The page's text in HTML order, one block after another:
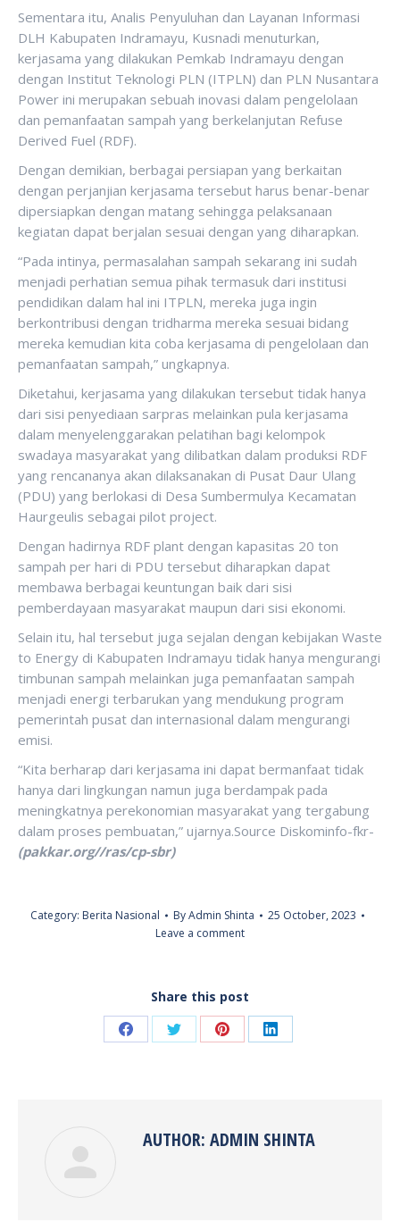
Sementara itu, Analis Penyuluhan dan Layanan Informasi
DLH Kabupaten Indramayu, Kusnadi menuturkan,
kerjasama yang dilakukan Pemkab Indramayu dengan
dengan Institut Teknologi PLN (ITPLN) dan PLN Nusantara
Power ini merupakan sebuah inovasi dalam pengelolaan
dan pemanfaatan sampah yang berkelanjutan Refuse
Derived Fuel (RDF).
Dengan demikian, berbagai persiapan yang berkaitan
dengan perjanjian kerjasama tersebut harus benar-benar
dipersiapkan dengan matang sehingga pelaksanaan
kegiatan dapat berjalan sesuai dengan yang diharapkan.
“Pada intinya, permasalahan sampah sekarang ini sudah
menjadi perhatian semua pihak termasuk dari institusi
pendidikan dalam hal ini ITPLN, mereka juga ingin
berkontribusi dengan tridharma mereka sesuai bidang
mereka kemudian kita coba kerjasama di pengelolaan dan
pemanfaatan sampah,” ungkapnya.
Diketahui, kerjasama yang dilakukan tersebut tidak hanya
dari sisi penyediaan sarpras melainkan pula kerjasama
dalam menyelenggarakan pelatihan bagi kelompok
swadaya masyarakat yang dilibatkan dalam produksi RDF
yang rencananya akan dilaksanakan di Pusat Daur Ulang
(PDU) yang berlokasi di Desa Sumbermulya Kecamatan
Haurgeulis sebagai pilot project.
Dengan hadirnya RDF plant dengan kapasitas 20 ton
sampah per hari di PDU tersebut diharapkan dapat
membawa berbagai keuntungan baik dari sisi
pemberdayaan masyarakat maupun dari sisi ekonomi.
Selain itu, hal tersebut juga sejalan dengan kebijakan Waste
to Energy di Kabupaten Indramayu tidak hanya mengurangi
timbunan sampah melainkan juga pemanfaatan sampah
menjadi energi terbarukan yang mendukung program
pemerintah pusat dan internasional dalam mengurangi
emisi.
“Kita berharap dari kerjasama ini dapat bermanfaat tidak
hanya dari lingkungan namun juga berdampak pada
meningkatnya perekonomian masyarakat yang tergabung
dalam proses pembuatan,” ujarnya.Source Diskominfo-fkr-
(pakkar.org//ras/cp-sbr)
Category: Berita Nasional ByAdmin Shinta
25 October, 2023
Leave a comment
Share this post
Share Share Share Share
AUTHOR: ADMIN SHINTA